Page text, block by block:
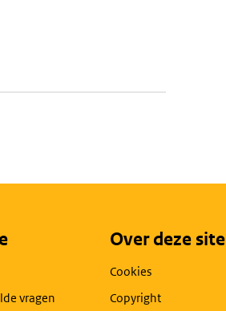
vragen
Over deze site
Cookies
Copyright